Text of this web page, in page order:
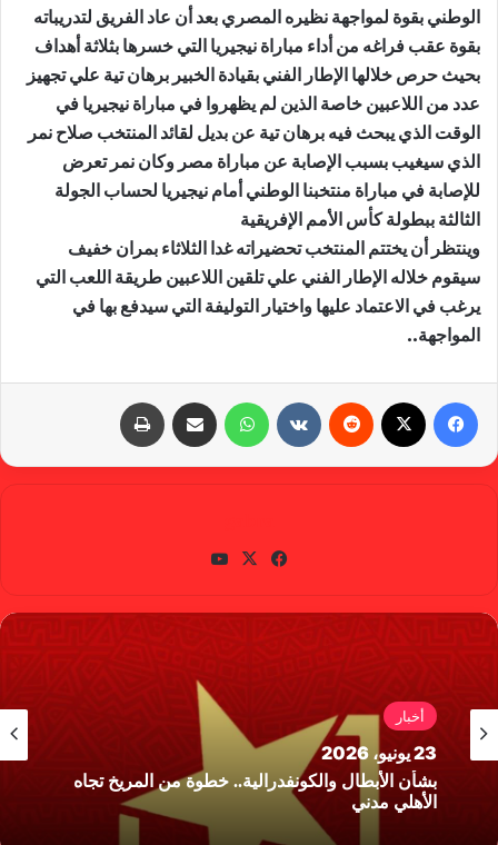
الوطني بقوة لمواجهة نظيره المصري بعد أن عاد الفريق لتدريباته
بقوة عقب فراغه من أداء مباراة نيجيريا التي خسرها بثلاثة أهداف
بحيث حرص خلالها الإطار الفني بقيادة الخبير برهان تية علي تجهيز
عدد من اللاعبين خاصة الذين لم يظهروا في مباراة نيجيريا في
الوقت الذي يبحث فيه برهان تية عن بديل لقائد المنتخب صلاح نمر
الذي سيغيب بسبب الإصابة عن مباراة مصر وكان نمر تعرض
للإصابة في مباراة منتخبنا الوطني أمام نيجيريا لحساب الجولة
الثالثة ببطولة كأس الأمم الإفريقية
وينتظر أن يختتم المنتخب تحضيراته غدا الثلاثاء بمران خفيف
سيقوم خلاله الإطار الفني علي تلقين اللاعبين طريقة اللعب التي
يرغب في الاعتماد عليها واختيار التوليفة التي سيدفع بها في
المواجهة..
واتساب
في
وك
X
أخبار
23 يونيو، 2026
بشأن الأبطال والكونفدرالية.. خطوة من المريخ تجاه
الأهلي مدني